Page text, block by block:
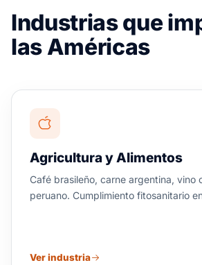
Industrias que
las Américas
Agricultura y Alimentos
Café brasileño, carne argentina, vino
peruano. Cumplimiento fitosanitario
Ver industria